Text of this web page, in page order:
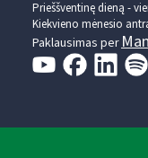
Prieššventinę dieną -
Kiekvieno mėnesio
Paklausimas per